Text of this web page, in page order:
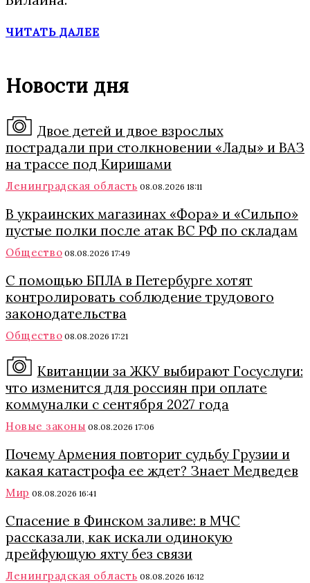
ЧИТАТЬ ДАЛЕЕ
Новости дня
Двое детей и двое взрослых
пострадали при столкновении «Лады» и ВАЗ
на трассе под Киришами
Ленинградская область 08.08.2026 18:11
В украинских магазинах «Фора» и «Сильпо»
пустые полки после атак ВС РФ по складам
Общество 08.08.2026 17:49
С помощью БПЛА в Петербурге хотят
контролировать соблюдение трудового
законодательства
Общество 08.08.2026 17:21
Квитанции за ЖКУ выбирают Госуслуги:
что изменится для россиян при оплате
коммуналки с сентября 2027 года
Новые законы 08.08.2026 17:06
Почему Армения повторит судьбу Грузии и
какая катастрофа ее ждет? Знает Медведев
Мир 08.08.2026 16:41
Спасение в Финском заливе: в МЧС
рассказали, как искали одинокую
дрейфующую яхту без связи
Ленинградская область 08.08.2026 16:12